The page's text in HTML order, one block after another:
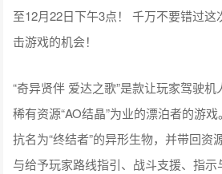
至12月22日下午3点！ 千万不要错过
击游戏的机会！
“奇异贤伴 爱达之歌”是款让玩家驾驶
稀有资源“AO结晶”为业的漂泊者的游
抗名为“终结者”的异形生物，并带回资
与给予玩家路线指引、战斗支援、指